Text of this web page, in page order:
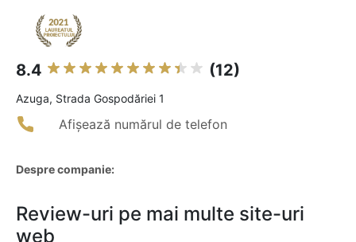
8.4 (12)
Azuga, Strada Gospodăriei 1
Afișează numărul de telefon
Despre companie:
Review-uri pe mai multe site-uri
web